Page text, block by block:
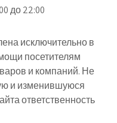
до 22:00
исключительно в
посетителям
и компаний. Не
и изменившуюся
ответственность